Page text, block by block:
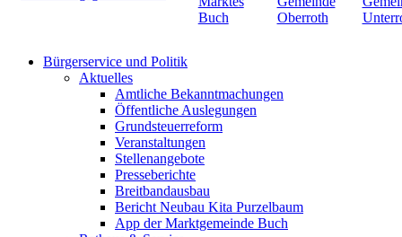
Bürgerservice und Politik
Aktuelles
Amtliche Bekanntmachungen
Öffentliche Auslegungen
Grundsteuerreform
Veranstaltungen
Stellenangebote
Presseberichte
Breitbandausbau
Bericht Neubau Kita Purzelbaum
App der Marktgemeinde Buch